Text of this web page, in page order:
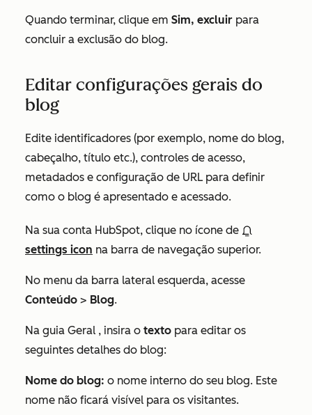
Quando terminar, clique em Sim, excluir para
concluir a exclusão do blog.
Editar configurações gerais do
blog
Edite identificadores (por exemplo, nome do blog,
cabeçalho, título etc.), controles de acesso,
metadados e configuração de URL para definir
como o blog é apresentado e acessado.
Na sua conta HubSpot, clique no ícone de
settings icon na barra de navegação superior.
No menu da barra lateral esquerda, acesse
Conteúdo > Blog.
Na guia Geral , insira o texto para editar os
seguintes detalhes do blog:
Nome do blog: o nome interno do seu blog. Este
nome não ficará visível para os visitantes.